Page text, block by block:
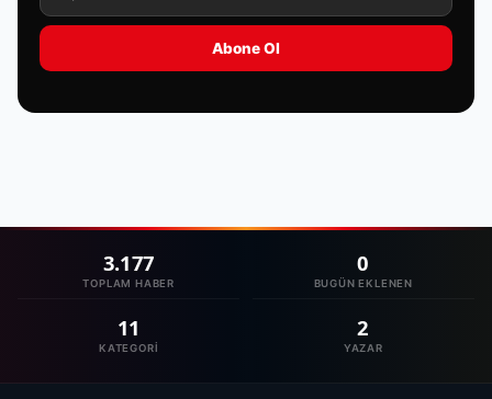
Abone Ol
3.177
TOPLAM HABER
0
BUGÜN EKLENEN
11
KATEGORI
2
YAZAR